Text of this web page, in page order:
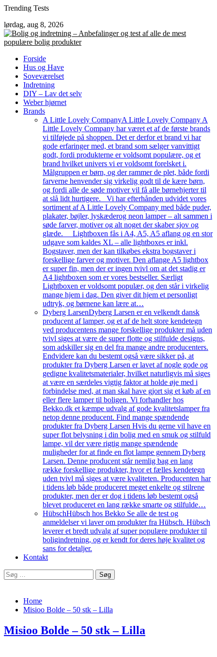
Skip
content
Trending Tests
lørdag, aug 8, 2026
Forside
Hus og Have
Soveværelset
Indretning
DIY – Lav det selv
Weber hjørnet
Brands
A Little Lovely CompanyA Little Lovely Company A
Little Lovely Company har været et af de første brands
vi tilføjede på shoppen. Det er derfor et brand vi har
gode erfaringer med, et brand som sælger vanvittigt
godt, fordi produkterne er voldsomt populære, og et
brand hvilket univers vi er voldsomt forelsket i.
Målgruppen er børn, og der rammer de plet, både fordi
farverne henvender sig virkelig godt til de kære børn,
og fordi alle de søde motiver vil få alle børnehjerter til
at slå lidt hurtigere. Vi har efterhånden udvidet vores
sortiment af A Little Lovely Company med både puder,
plakater, bøjler, lyskæderog neon lamper – alt sammen i
søde farver, motiver og alt noget der skaber sjov og
glæde. Lightboxen fås i A4, A5, A5 aflang og en stor
udgave som kaldes XL – alle lightboxes er inkl.
Bogstaver, men der kan tilkøbes ekstra bogstaver i
forskellige farver og motiver. Den aflange A5 lightbox
er super fin, men der er ingen tvivl om at det stadig er
A4 lightboxen som er vores bestseller. Særligt
Lightboxen er voldsomt populær, og den står i virkelig
mange hjem i dag. Den giver dit hjem et personligt
udtryk, og børnene kan lære at…
Dyberg LarsenDyberg Larsen er en velkendt dansk
producent af lamper, og et af de helt store kendetegn
ved producentens mange forskellige produkter må uden
tvivl siges at være de super flotte og stilfulde designs,
som adskiller sig en del fra mange andre producenters.
Endvidere kan du bestemt også være sikker på, at
produkter fra Dyberg Larsen er lavet af nogle gode og
gedigne kvalitetsmaterialer, hvilket naturligvis må siges
at være en særdeles vigtig faktor at holde øje med i
forbindelse med, at man skal have gjort sig et køb af en
eller flere lamper til boligen. Vi forhandler hos
Bekko.dk et kæmpe udvalg af gode kvalitetslamper fra
netop denne producent. Find mange spændende
produkter fra Dyberg Larsen Hvis du gerne vil have en
super flot belysning i din bolig med en smuk og stilfuld
lampe, vil der være rigtig mange spændende
muligheder for at finde en flot lampe gennem Dyberg
Larsen. Denne producent står nemlig bag en lang
række forskellige produkter, hvor et fælles kendetegn
uden tvivl må siges at være kvaliteten. Producenten har
i tidens løb både produceret meget enkelte og stilrene
produkter, men der er dog i tidens løb bestemt også
blevet produceret en lang række smarte og stilfulde…
HübschHübsch hos Bekko Se alle de test og
anmeldelser vi laver om produkter fra Hübsch. Hübsch
leverer et bredt udvalg af super populære produkter til
boligindretning, og er kendt for deres høje kvalitet og
sans for detaljer.
Kontakt
Søg
efter:
Home
Misioo Bolde – 50 stk – Lilla
Misioo Bolde – 50 stk – Lilla